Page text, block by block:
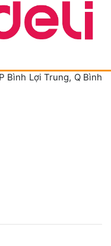
Bình Lợi Trung, Q Bình